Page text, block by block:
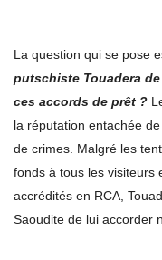
La question qui se pose
putschiste Touadera
ces accords de prêt ?
la réputation entachée
de crimes. Malgré les
fonds à tous les visiteurs
accrédités en RCA,
Saoudite de lui accorder